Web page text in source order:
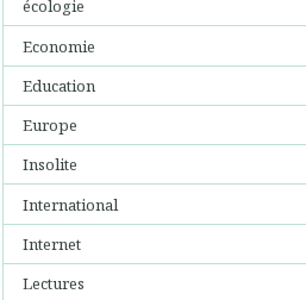
écologie
Economie
Education
Europe
Insolite
International
Internet
Lectures